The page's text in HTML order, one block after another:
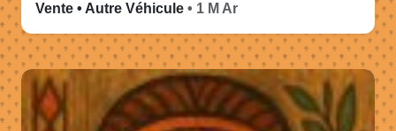
Vente • Autre Véhicule • 1 M Ar